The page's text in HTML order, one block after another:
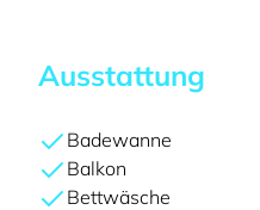
Ausstattung
Badewanne
Balkon
Bettwäsche